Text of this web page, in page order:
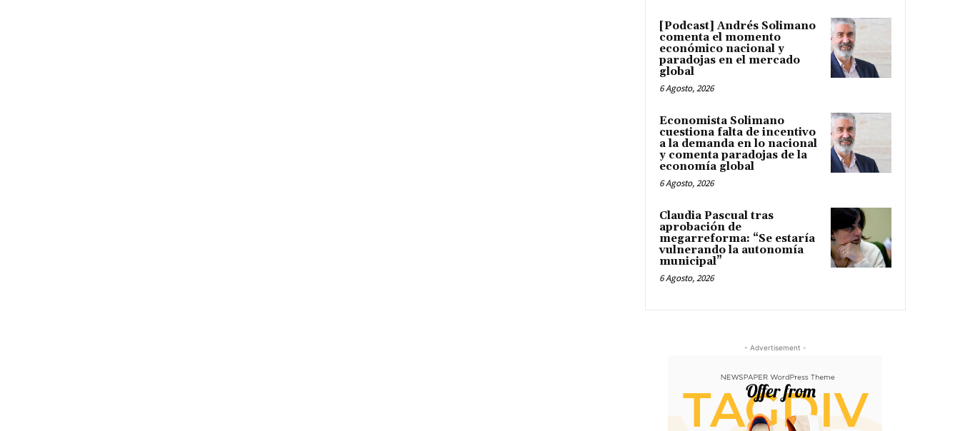
[Podcast] Andrés Solimano
comenta el momento
económico nacional y
paradojas en el mercado
global
6 Agosto, 2026
Economista Solimano
cuestiona falta de incentivo
a la demanda en lo nacional
y comenta paradojas de la
economía global
6 Agosto, 2026
Claudia Pascual tras
aprobación de
megarreforma: “Se estaría
vulnerando la autonomía
municipal”
6 Agosto, 2026
- Advertisement -